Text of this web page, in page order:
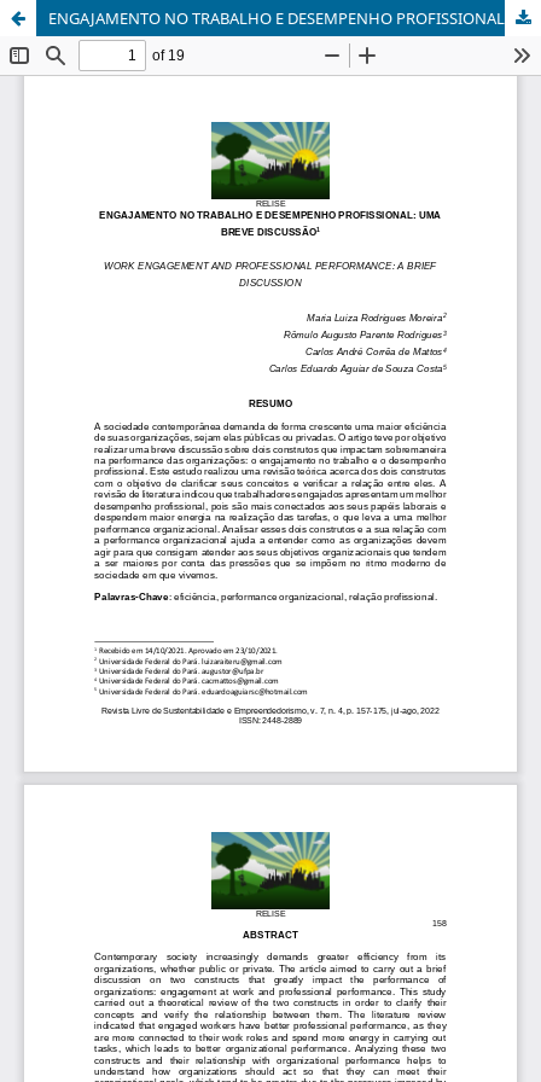
ENGAJAMENTO NO TRABALHO E DESEMPENHO PROFISSIONAL: UMA BREVE DISCUSSÃO